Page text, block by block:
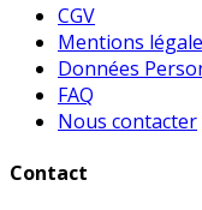
CGV
Mentions
Données
FAQ
Nous contacter
Contact